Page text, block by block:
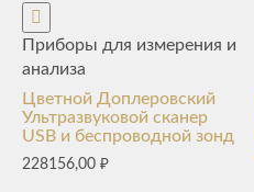
Приборы для измерения и
анализа
Цветной Доплеровский
Ультразвуковой сканер
USB и беспроводной зонд
228156,00 ₽